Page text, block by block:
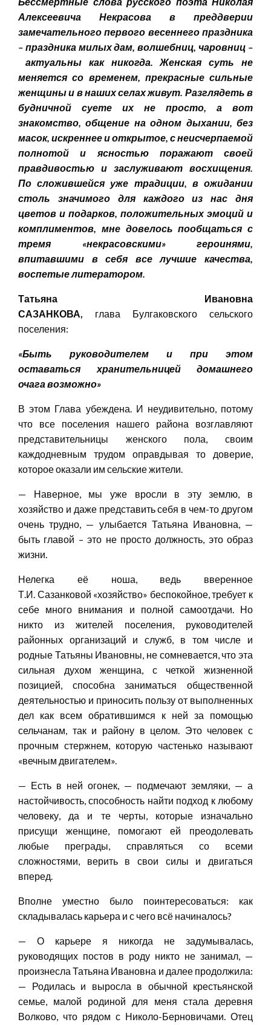
Алексеевича Некрасова в преддверии
замечательного первого весеннего праздника
– праздника милых дам, волшебниц, чаровниц –
актуальны как никогда. Женская суть не
меняется со временем, прекрасные сильные
женщины и в наших селах живут. Разглядеть в
будничной суете их не просто, а вот
знакомство, общение на одном дыхании, без
масок, искреннее и открытое, с неисчерпаемой
полнотой и ясностью поражают своей
правдивостью и заслуживают восхищения.
По сложившейся уже традиции, в ожидании
столь значимого для каждого из нас дня
цветов и подарков, положительных эмоций и
комплиментов, мне довелось пообщаться с
тремя «некрасовскими» героинями,
впитавшими в себя все лучшие качества,
воспетые литератором.
Татьяна Ивановна
САЗАНКОВА, глава Булгаковского сельского
поселения:
«Быть руководителем и при этом
оставаться хранительницей домашнего
очага возможно»
В этом Глава убеждена. И неудивительно, потому
что все поселения нашего района возглавляют
представительницы женского пола, своим
каждодневным трудом оправдывая то доверие,
которое оказали им сельские жители.
— Наверное, мы уже вросли в эту землю, в
хозяйство и даже представить себя в чем-то другом
очень трудно, — улыбается Татьяна Ивановна, —
быть главой – это не просто должность, это образ
жизни.
Нелегка её ноша, ведь вверенное
Т.И. Сазанковой «хозяйство» беспокойное, требует к
себе много внимания и полной самоотдачи. Но
никто из жителей поселения, руководителей
районных организаций и служб, в том числе и
родные Татьяны Ивановны, не сомневается, что эта
сильная духом женщина, с четкой жизненной
позицией, способна заниматься общественной
деятельностью и приносить пользу от выполненных
дел как всем обратившимся к ней за помощью
сельчанам, так и району в целом. Это человек с
прочным стержнем, которую частенько называют
«вечным двигателем».
— Есть в ней огонек, — подмечают земляки, — а
настойчивость, способность найти подход к любому
человеку, да и те черты, которые изначально
присущи женщине, помогают ей преодолевать
любые преграды, справляться со всеми
сложностями, верить в свои силы и двигаться
вперед.
Вполне уместно было поинтересоваться: как
складывалась карьера и с чего всё начиналось?
— О карьере я никогда не задумывалась,
руководящих постов в роду никто не занимал, —
произнесла Татьяна Ивановна и далее продолжила:
— Родилась и выросла в обычной крестьянской
семье, малой родиной для меня стала деревня
Волково, что рядом с Николо-Берновичами. Отец